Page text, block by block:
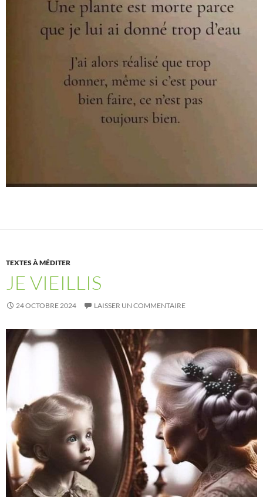
TEXTES À MÉDITER
JE VIEILLIS
24 OCTOBRE 2024 LAISSER UN COMMENTAIRE